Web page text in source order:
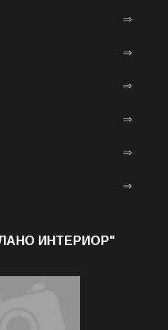
⇒
⇒
⇒
⇒
⇒
⇒
ИНТЕРИОР"